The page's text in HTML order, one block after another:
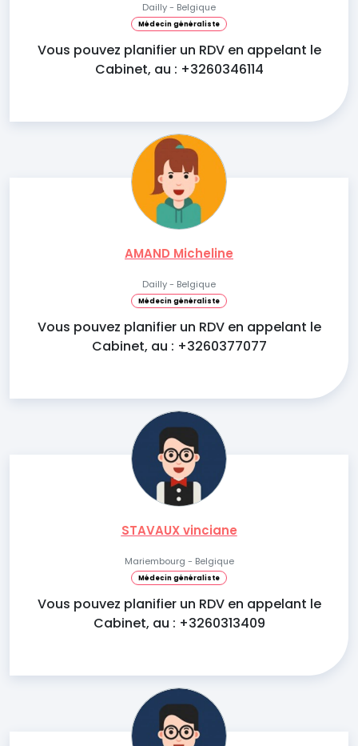
Dailly - Belgique
Médecin généraliste
Vous pouvez planifier un RDV en appelant le
Cabinet, au : +3260346114
AMAND Micheline
Dailly - Belgique
Médecin généraliste
Vous pouvez planifier un RDV en appelant le
Cabinet, au : +3260377077
STAVAUX vinciane
Mariembourg - Belgique
Médecin généraliste
Vous pouvez planifier un RDV en appelant le
Cabinet, au : +3260313409